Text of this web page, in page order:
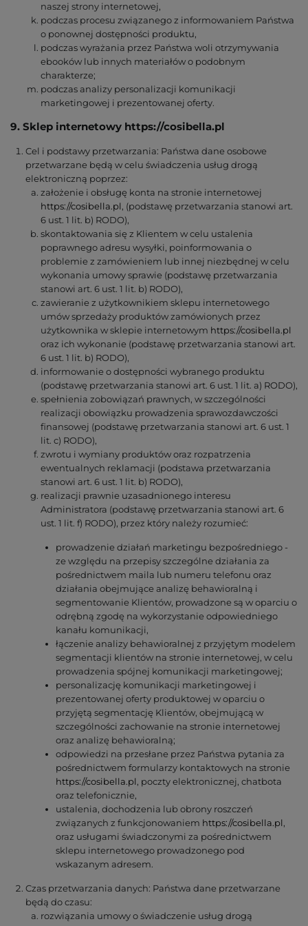
naszej strony internetowej,
podczas procesu związanego z informowaniem Państwa
o ponownej dostępności produktu,
podczas wyrażania przez Państwa woli otrzymywania
ebooków lub innych materiałów o podobnym
charakterze;
podczas analizy personalizacji komunikacji
marketingowej i prezentowanej oferty.
9. Sklep internetowy https://cosibella.pl
Cel i podstawy przetwarzania: Państwa dane osobowe
przetwarzane będą w celu świadczenia usług drogą
elektroniczną poprzez:
założenie i obsługę konta na stronie internetowej
https://cosibella.pl, (podstawę przetwarzania stanowi art.
6 ust. 1 lit. b) RODO),
skontaktowania się z Klientem w celu ustalenia
poprawnego adresu wysyłki, poinformowania o
problemie z zamówieniem lub innej niezbędnej w celu
wykonania umowy sprawie (podstawę przetwarzania
stanowi art. 6 ust. 1 lit. b) RODO),
zawieranie z użytkownikiem sklepu internetowego
umów sprzedaży produktów zamówionych przez
użytkownika w sklepie internetowym https://cosibella.pl
oraz ich wykonanie (podstawę przetwarzania stanowi art.
6 ust. 1 lit. b) RODO),
informowanie o dostępności wybranego produktu
(podstawę przetwarzania stanowi art. 6 ust. 1 lit. a) RODO),
spełnienia zobowiązań prawnych, w szczególności
realizacji obowiązku prowadzenia sprawozdawczości
finansowej (podstawę przetwarzania stanowi art. 6 ust. 1
lit. c) RODO),
zwrotu i wymiany produktów oraz rozpatrzenia
ewentualnych reklamacji (podstawa przetwarzania
stanowi art. 6 ust. 1 lit. b) RODO),
realizacji prawnie uzasadnionego interesu
Administratora (podstawę przetwarzania stanowi art. 6
ust. 1 lit. f) RODO), przez który należy rozumieć:
prowadzenie działań marketingu bezpośredniego -
ze względu na przepisy szczególne działania za
pośrednictwem maila lub numeru telefonu oraz
działania obejmujące analizę behawioralną i
segmentowanie Klientów, prowadzone są w oparciu o
odrębną zgodę na wykorzystanie odpowiedniego
kanału komunikacji,
łączenie analizy behawioralnej z przyjętym modelem
segmentacji klientów na stronie internetowej, w celu
prowadzenia spójnej komunikacji marketingowej;
personalizację komunikacji marketingowej i
prezentowanej oferty produktowej w oparciu o
przyjętą segmentację Klientów, obejmującą w
szczególności zachowanie na stronie internetowej
oraz analizę behawioralną;
odpowiedzi na przesłane przez Państwa pytania za
pośrednictwem formularzy kontaktowych na stronie
https://cosibella.pl, poczty elektronicznej, chatbota
oraz telefonicznie,
ustalenia, dochodzenia lub obrony roszczeń
związanych z funkcjonowaniem https://cosibella.pl,
oraz usługami świadczonymi za pośrednictwem
sklepu internetowego prowadzonego pod
wskazanym adresem.
Czas przetwarzania danych: Państwa dane przetwarzane
będą do czasu:
rozwiązania umowy o świadczenie usług drogą